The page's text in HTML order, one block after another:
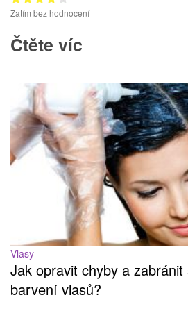
Zatím bez hodnocení
Čtěte víc
Vlasy
Jak opravit chyby a
barvení vlasů?